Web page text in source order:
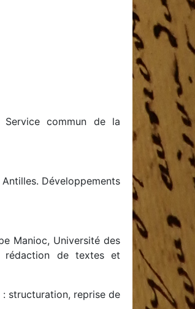
commun de la
Développements
Manioc, Université des
rédaction de textes et
structuration, reprise de